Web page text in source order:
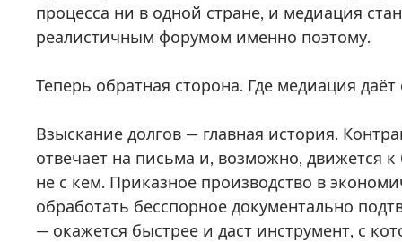
процесса ни в одной стране, и медиация
реалистичным форумом именно поэтому.
Теперь обратная сторона. Где медиация даёт
Взыскание долгов — главная история.
отвечает на письма и, возможно, движется
не с кем. Приказное производство в
обработать бесспорное документально
— окажется быстрее и даст инструмент, с